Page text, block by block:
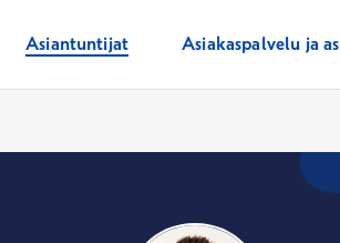
Asiantuntijat Asiakaspalvelu ja